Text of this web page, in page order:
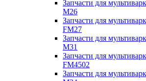
Запчасти для
M26
Запчасти для
FM27
Запчасти для
M31
Запчасти для
FM4502
Запчасти для